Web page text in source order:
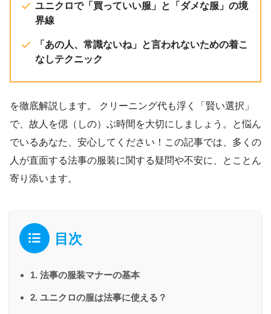
ユニクロで「買っていい服」と「ダメな服」の境
界線
「あの人、常識ないね」と言われないための着こ
なしテクニック
を徹底解説します。 クリーニング代も浮く「賢い選択」
で、故人を偲（しの）ぶ時間を大切にしましょう。と悩ん
でいるあなた、安心してください！この記事では、多くの
人が直面する法事の服装に関する疑問や不安に、とことん
寄り添います。
目次
1. 法事の服装マナーの基本
2. ユニクロの服は法事に使える？